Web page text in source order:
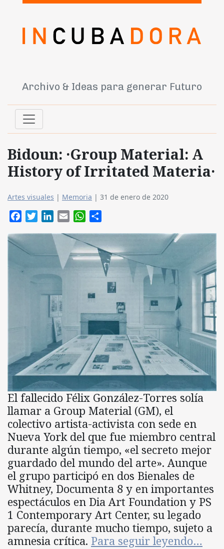
Archivo & Ideas para generar Futuro
Bidoun: ·Group Material: A
History of Irritated Materia·
Artes visuales | Memoria | 31 de enero de 2020
FacebookTwitterLinkedIn
Email WhatsApp
El fallecido Félix González-Torres solía
llamar a Group Material (GM), el
colectivo artista-activista con sede en
Nueva York del que fue miembro central
durante algún tiempo, «el secreto mejor
guardado del mundo del arte». Aunque
el grupo participó en dos Bienales de
Whitney, Documenta 8 y en importantes
espectáculos en Dia Art Foundation y PS
1 Contemporary Art Center, su legado
parecía, durante mucho tiempo, sujeto a
amnesia crítica. Para seguir leyendo…